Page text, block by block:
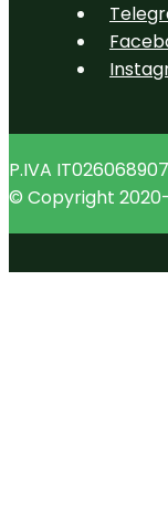
P.IVA
© Copyright